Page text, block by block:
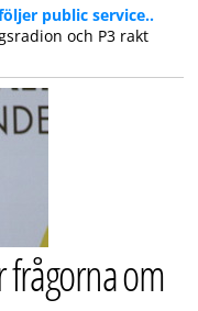
public service..
och P3 rakt
frågorna om